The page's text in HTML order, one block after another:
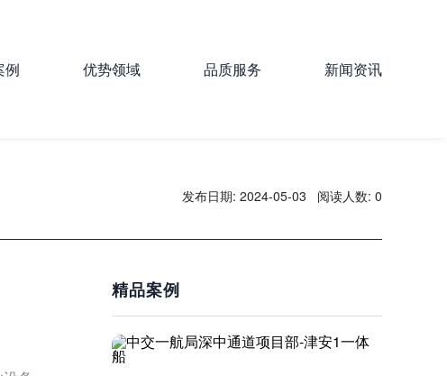
例 优势领域 品质服务 新闻资讯
发布日期: 2024-05-03 阅读人数: 0
精品案例